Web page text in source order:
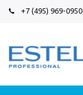
+7 (495) 969-0950